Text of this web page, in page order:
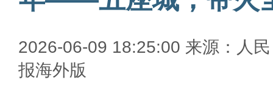
2026-06-09 18:25:00 来源：人
报海外版